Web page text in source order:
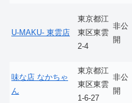
U-MAKU- 東雲店
東京都江
東区東雲
2-4
非公
開
味な店 なかちゃ
ん
東京都江
東区東雲
1-6-27
非公
開